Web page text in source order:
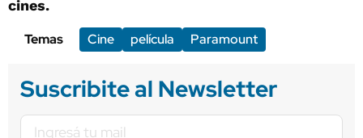
cines.
Temas
Cine película Paramount
Suscribite al Newsletter